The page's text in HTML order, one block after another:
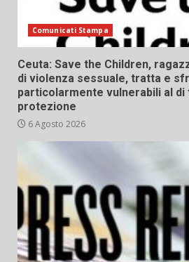
Comunicati Stampa
Ceuta: Save the Children,
di violenza sessuale, tratta e
particolarmente vulnerabili al
protezione
6 Agosto 2026